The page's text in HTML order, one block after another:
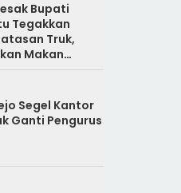
Bupati
Tegakkan
Truk,
Makan
Segel Kantor
Ganti Pengurus